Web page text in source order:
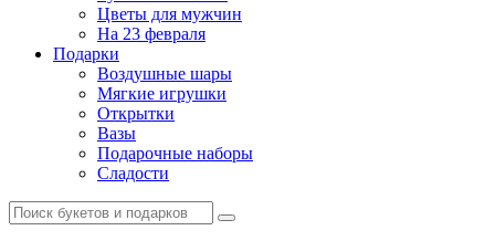
Цветы для мужчин
На 23 февраля
Подарки
Воздушные шары
Мягкие игрушки
Открытки
Вазы
Подарочные наборы
Сладости